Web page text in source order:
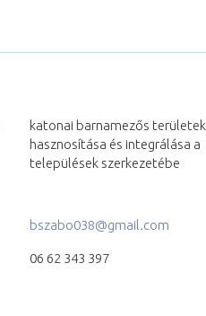
katonai barnamezős területek
hasznosítása és integrálása a
települések szerkezetébe
bszabo038@gmail.com
06 62 343 397